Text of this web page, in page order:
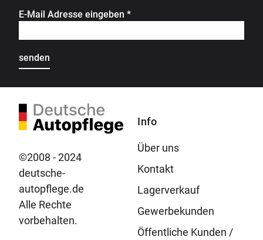
E-Mail Adresse eingeben*
©2008 - 2024
deutsche-
autopflege.de
Alle Rechte
vorbehalten.
Info
Über uns
Kontakt
Lagerverkauf
Gewerbekunden
Öffentliche Kunden /